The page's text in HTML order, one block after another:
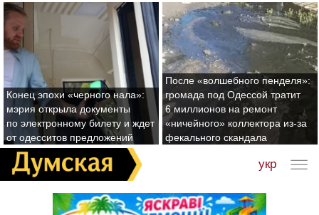
Конец эпохи «черного нала»:
мэрия открыла документы
по электронному билету и ждет
от одесситов предложений
После «волшебного пенделя»:
громада под Одессой тратит
6 миллионов на ремонт
«ничейного» коллектора из-за
фекального скандала
укр